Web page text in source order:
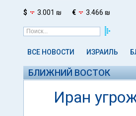
$ 3.001 ₪ € 3.466 ₪
ВСЕ НОВОСТИ ИЗРАИЛЬ
БЛИЖНИЙ ВОСТОК
Иран